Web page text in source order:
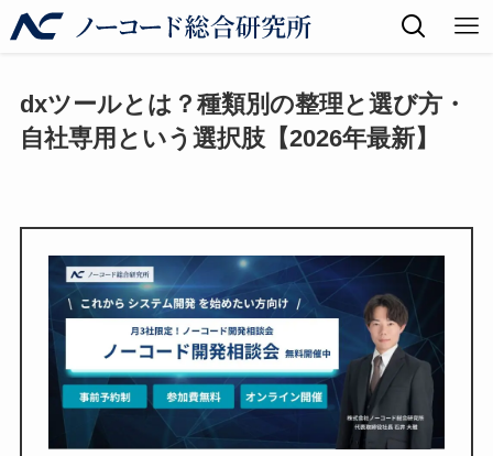
dxツールとは？種類別の整理と選び方・
自社専用という選択肢【2026年最新】